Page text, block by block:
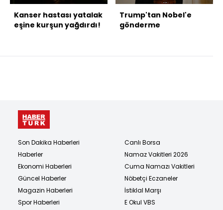
Kanser hastası yatalak
eşine kurşun yağdırdı!
Trump'tan Nobel'e
gönderme
Son Dakika Haberleri
Haberler
Ekonomi Haberleri
Güncel Haberler
Magazin Haberleri
Spor Haberleri
Canlı Borsa
Namaz Vakitleri 2026
Cuma Namazı Vakitleri
Nöbetçi Eczaneler
İstiklal Marşı
E Okul VBS